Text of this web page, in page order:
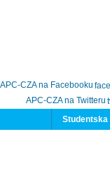
APC-CZA na Facebooku
APC-CZA na Twitteru
Studentska